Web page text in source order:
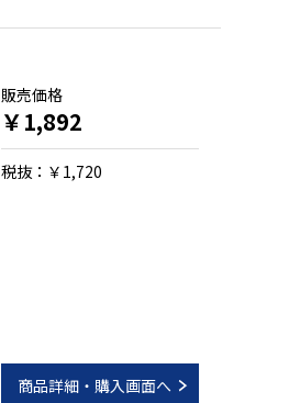
販売価格
￥1,892
税抜：￥1,720
商品詳細・購入画面へ